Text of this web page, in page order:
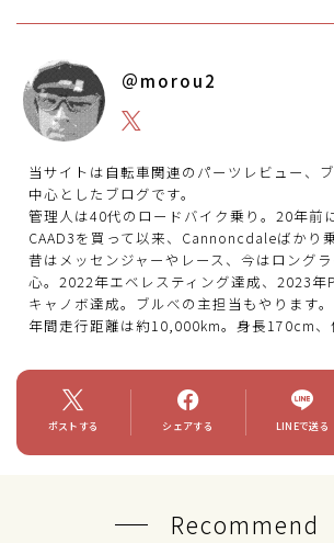
＠morou2
当サイトは自転車関連のパーツレビュー、
中心としたブログです。
管理人は40代のロードバイク乗り。20年前
CAAD3を買って以来、Cannoncdaleばかり
昔はメッセンジャーやレース、今はロング
心。2022年エベレスティング達成、2023年
キャノボ達成。ブルべの主担当もやります。
年間走行距離は約10,000km。身長170cm、
ポストする シェアする LINEで送る
Recommend